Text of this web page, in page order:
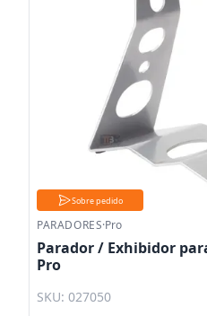
Sobre pedido
PARADORES·Pro
Parador / Exhibidor
Pro
SKU: 027050